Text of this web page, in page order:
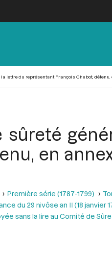
lettre du représentant François Chabot, détenu,
sûreté
en
Première série (1787-1799)
du 29 nivôse an II (18 janvier
sans la lire au Comité de